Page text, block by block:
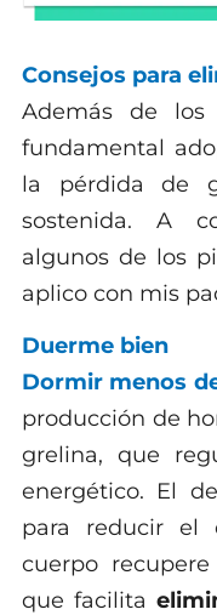
Consejos para
Además de los
fundamental
la pérdida de
sostenida. A
algunos de los
aplico con mis
Duerme bien
Dormir menos
producción de
grelina, que
energético. El
para reducir el
cuerpo
que facilita